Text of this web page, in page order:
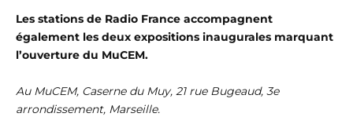
Les stations de Radio France accompagnent
également les deux expositions inaugurales marquant
l’ouverture du MuCEM.
Au MuCEM, Caserne du Muy, 21 rue Bugeaud, 3e
arrondissement, Marseille.